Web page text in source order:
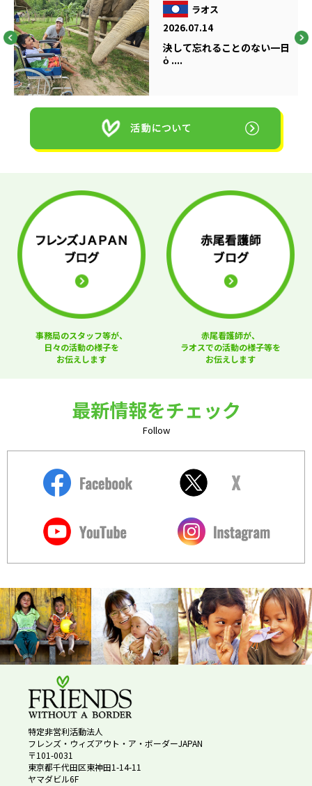
ラオス
2026.07.14
決して忘れることのない一日
ὁ ....
事務局のスタッフ等が、
日々の活動の様子を
お伝えします
赤尾看護師が、
ラオスでの活動の様子等を
お伝えします
最新情報をチェック
Follow
特定非営利活動法人
フレンズ・ウィズアウト・ア・ボーダーJAPAN
〒101-0031
東京都千代田区東神田1-14-11
ヤマダビル6F